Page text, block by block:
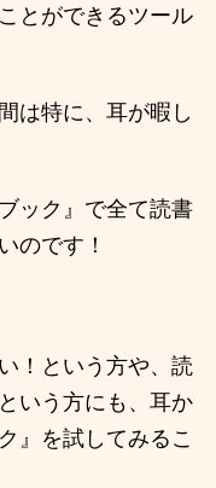
とができるツール
は特に、耳が暇し
ック』で全て読書
のです！
！という方や、読
いう方にも、耳か
』を試してみるこ